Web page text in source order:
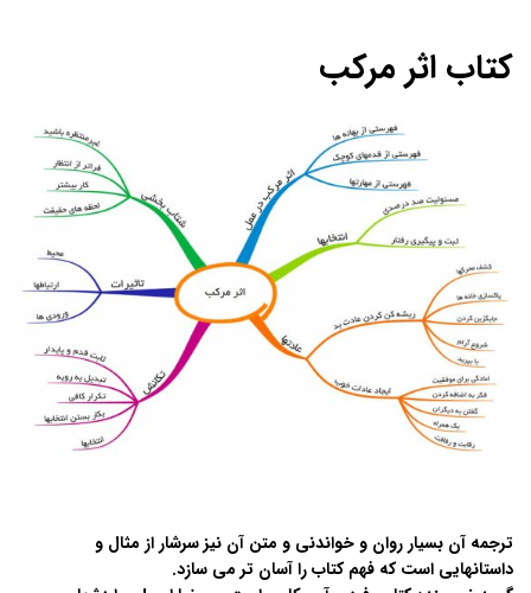
کتاب اثر مرکب
ترجمه آن بسیار روان و خواندنی و متن آن نیز سرشار از مثال و
داستانهایی است که فهم کتاب را آسان تر می سازد.